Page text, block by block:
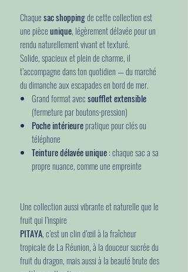
Chaquesac shoppingde cette collection est
une pièceunique, légèrement délavée pour un
rendu naturellement vivant et texturé.
Solide, spacieux et plein de charme, il
t’accompagne dans ton quotidien — du marché
du dimanche aux escapades en bord de mer.
Grand format avecsoufflet extensible
(fermeture par boutons-pression)
Poche intérieurepratique pour clés ou
téléphone
Teinture délavée unique: chaque sac a sa
propre nuance, comme une empreinte
Une collection aussi vibrante et naturelle que le
fruit qui l’inspire
PITAYA, c’est un clin d’œil à la fraîcheur
tropicale de La Réunion, à la douceur sucrée du
fruit du dragon, mais aussi à la beauté brute des